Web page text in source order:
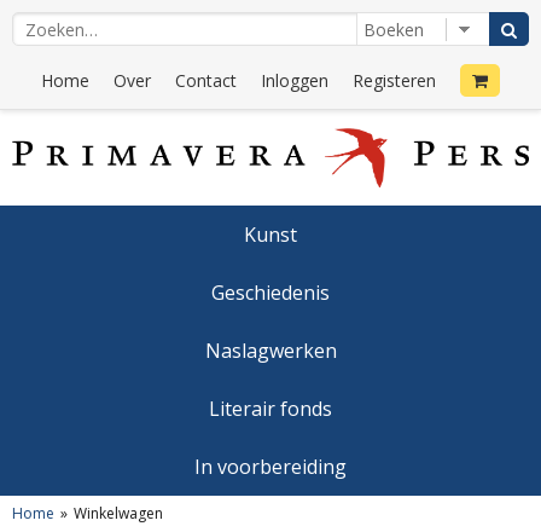
Home Over Contact Inloggen Registeren
Kunst
Geschiedenis
Naslagwerken
Literair fonds
In voorbereiding
Home Winkelwagen